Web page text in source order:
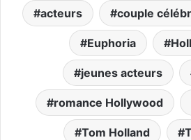
acteurs couple
Euphoria
jeunes acteurs
romance Hollywood
Tom Holland